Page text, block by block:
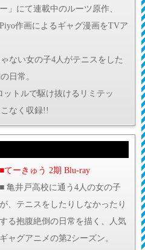
ー」にて連載中のルーツ原作、
Piyo作画によるギャグ漫画をTVア
ない女の子4人がテニスをした
日常。
トルで駆け抜けるリミテッ
なく収録!!
■てーきゅう 2期 Blu-ray
■ 亀井戸高校に通う4人の女の子
が、テニスをしたりしなかったり
する抱腹絶倒の日常を描く、人気
ギャグアニメの第2シーズン。